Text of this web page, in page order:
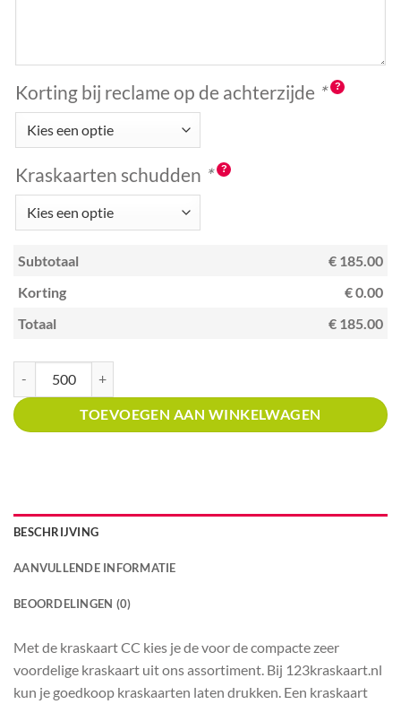
Korting bij reclame op de achterzijde *
Kraskaarten schudden *
Subtotaal
€ 185.00
Korting
€ 0.00
Totaal
€ 185.00
TOEVOEGEN AAN WINKELWAGEN
BESCHRIJVING
AANVULLENDE INFORMATIE
BEOORDELINGEN (0)
Met de kraskaart CC kies je de voor de compacte zeer
voordelige kraskaart uit ons assortiment. Bij 123kraskaart.nl
kun je goedkoop kraskaarten laten drukken. Een kraskaart